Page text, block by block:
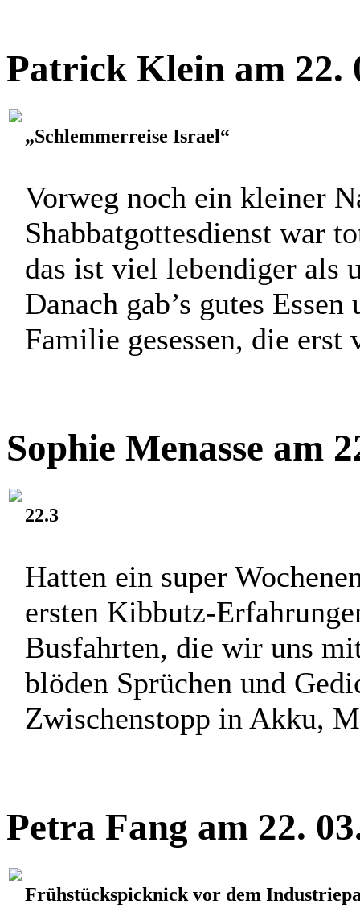
Patrick Klein am 22.
„Schlemmerreise Israel“
Vorweg noch ein kleiner
Shabbatgottesdienst war
das ist viel lebendiger als
Danach gab’s gutes
Familie gesessen, die erst
Sophie Menasse am
22.3
Hatten ein super
ersten Kibbutz-
Busfahrten, die wir uns
blöden Sprüchen und
Zwischenstopp in Akku,
Petra Fang am 22.
Frühstückspicknick vor dem